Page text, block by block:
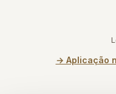
→ Aplicação